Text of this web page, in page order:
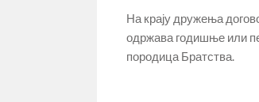
На крају дружења
одржава годишње или
породица Братства.